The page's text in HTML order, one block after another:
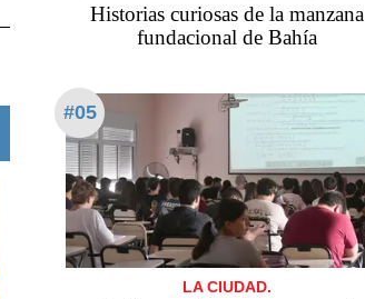
Historias curiosas de la manzana
fundacional de Bahía
#05
LA CIUDAD.